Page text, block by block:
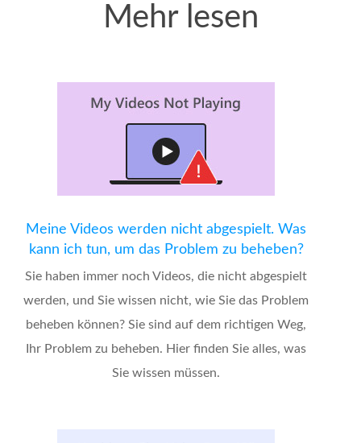
Mehr lesen
Meine Videos werden nicht abgespielt. Was
kann ich tun, um das Problem zu beheben?
Sie haben immer noch Videos, die nicht abgespielt
werden, und Sie wissen nicht, wie Sie das Problem
beheben können? Sie sind auf dem richtigen Weg,
Ihr Problem zu beheben. Hier finden Sie alles, was
Sie wissen müssen.